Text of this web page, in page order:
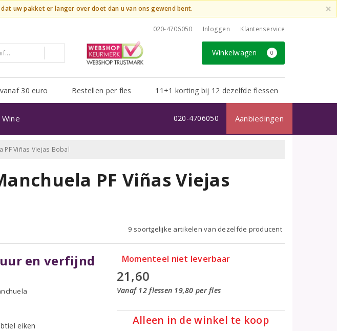
uw pakket er langer over doet dan u van ons gewend bent. ×
020-4706050 Inloggen Klantenservice
Winkelwagen 0
30 euro Bestellen per fles 11+1 korting bij 12 dezelfde flessen
Aanbiedingen
020-4706050
PF Viñas Viejas Bobal
PF Viñas Viejas
9 soortgelijke artikelen van dezelfde producent
en verfijnd
eiken
Momenteel niet leverbaar
21,60
Vanaf 12 flessen 19,80 per fles
Alleen in de winkel te koop